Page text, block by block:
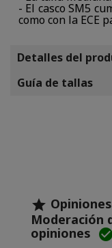
- El casco SM5
como con la ECE
Detalles del
Guía de tallas

Moderación
opiniones 